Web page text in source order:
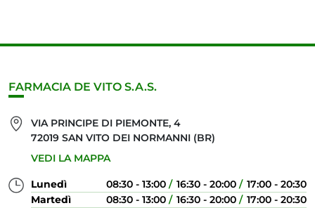
FARMACIA DE VITO S.A.S.
VIA PRINCIPE DI PIEMONTE, 4
72019 SAN VITO DEI NORMANNI (BR)
VEDI LA MAPPA
Lunedì 08:30 - 13:00 16:30 - 20:00
17:00 - 20:30
Martedì
08:30 - 13:00 16:30 - 20:00
17:00 - 20:30